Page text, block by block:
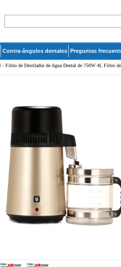
Contra-ángulos dentales Preguntas
- Filtro de Destilador de Agua Dental de 750W 4L Filtro